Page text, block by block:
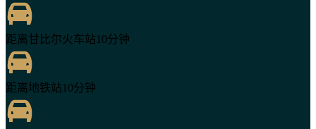
距离甘比尔火车站10分钟
距离地铁站10分钟